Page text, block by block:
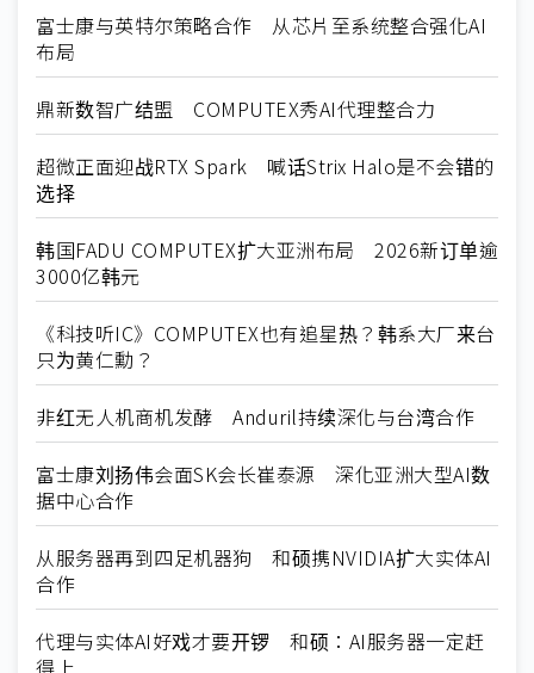
富士康与英特尔策略合作 从芯片至系统整合强化AI
布局
鼎新数智广结盟 COMPUTEX秀AI代理整合力
超微正面迎战RTX Spark 喊话Strix Halo是不会错的
选择
韩国FADU COMPUTEX扩大亚洲布局 2026新订单逾
3000亿韩元
《科技听IC》COMPUTEX也有追星热？韩系大厂来台
只为黄仁勳？
非红无人机商机发酵 Anduril持续深化与台湾合作
富士康刘扬伟会面SK会长崔泰源 深化亚洲大型AI数
据中心合作
从服务器再到四足机器狗 和硕携NVIDIA扩大实体AI
合作
代理与实体AI好戏才要开锣 和硕：AI服务器一定赶
得上